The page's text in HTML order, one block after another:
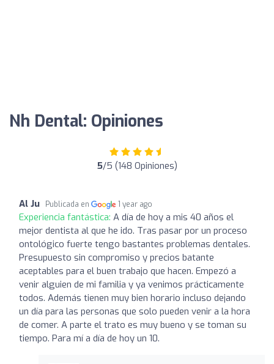
Nh Dental: Opiniones
5/5 (148 Opiniones)
Al Ju Publicada en 1 year ago
Experiencia fantástica: A día de hoy a mis 40 años el
mejor dentista al que he ido. Tras pasar por un proceso
ontológico fuerte tengo bastantes problemas dentales.
Presupuesto sin compromiso y precios batante
aceptables para el buen trabajo que hacen. Empezó a
venir alguien de mi familia y ya venimos prácticamente
todos. Además tienen muy bien horario incluso dejando
un día para las personas que solo pueden venir a la hora
de comer. A parte el trato es muy bueno y se toman su
tiempo. Para mí a día de hoy un 10.